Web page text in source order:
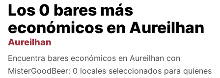
Los 0 bares más
económicos en Aureilhan
Aureilhan
Encuentra bares económicos en Aureilhan con
MisterGoodBeer: 0 locales seleccionados para quienes